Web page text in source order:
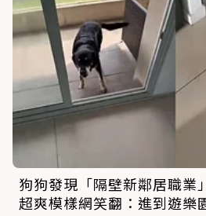
狗狗發現「隔壁新鄰居職業
超爽模樣網笑翻：進到遊樂